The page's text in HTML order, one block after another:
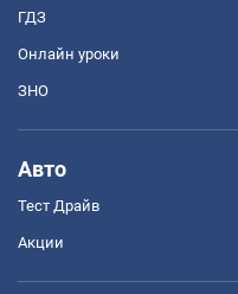
ГДЗ
Онлайн уроки
ЗНО
Авто
Тест Драйв
Акции